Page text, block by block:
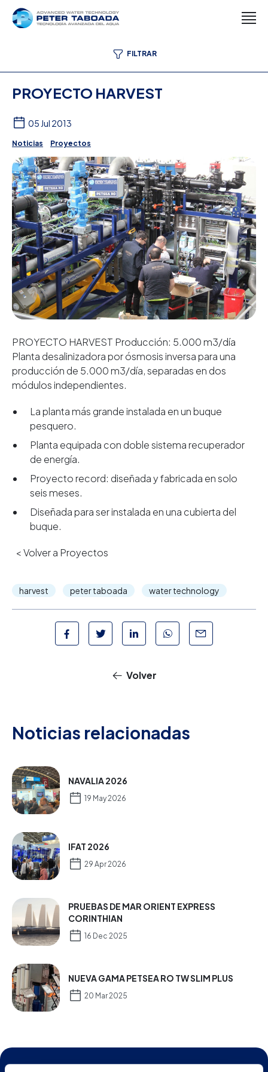
FILTRAR
PROYECTO HARVEST
05 Jul 2013
Noticias Proyectos
PROYECTO HARVEST Producción: 5.000 m3/día
Planta desalinizadora por ósmosis inversa para una
producción de 5.000 m3/día, separadas en dos
módulos independientes.
La planta más grande instalada en un buque
pesquero.
Planta equipada con doble sistema recuperador
de energía.
Proyecto record: diseñada y fabricada en solo
seis meses.
Diseñada para ser instalada en una cubierta del
buque.
< Volver a Proyectos
harvest peter taboada water technology
Volver
Noticias relacionadas
NAVALIA 2026
19 May 2026
IFAT 2026
29 Apr 2026
PRUEBAS DE MAR ORIENT EXPRESS
CORINTHIAN
16 Dec 2025
NUEVA GAMA PETSEA RO TW SLIM PLUS
20 Mar 2025